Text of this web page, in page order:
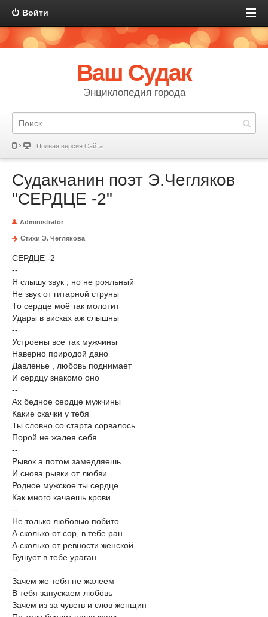
Войти
Ваш Судак
Энциклопедия города
Полная версия Сайта
Судакчанин поэт Э.Чегляков
"СЕРДЦЕ -2"
Administrator
Стихи Э. Чеглякова
СЕРДЦЕ -2
--
Я слышу звук , но не рояльный
Не звук от гитарной струны
То сердце моё так молотит
Удары в висках аж слышны
--
Устроены все так мужчины
Наверно природой дано
Давленье , любовь поднимает
И сердцу знакомо оно
--
Ах бедное сердце мужчины
Какие скачки у тебя
Ты словно со старта сорвалось
Порой не жалея себя
--
Рывок а потом замедляешь
И снова рывки от любви
Родное мужское ты сердце
Как много качаешь крови
--
Не только любовью побито
А сколько от сор, в тебе ран
А сколько от ревности женской
Бушует в тебе ураган
--
Зачем же тебя не жалеем
В тебя запускаем любовь
Зачем из за чувств и слов женщин